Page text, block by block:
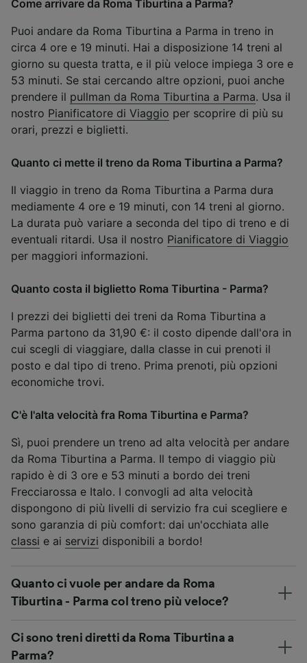
Come arrivare da Roma Tiburtina a Parma?
Puoi andare da Roma Tiburtina a Parma in treno in
circa 4 ore e 19 minuti. Hai a disposizione 14 treni al
giorno su questa tratta, e il più veloce impiega 3 ore e
53 minuti. Se stai cercando altre opzioni, puoi anche
prendere il pullman da Roma Tiburtina a Parma. Usa il
nostro Pianificatore di Viaggio per scoprire di più su
orari, prezzi e biglietti.
Quanto ci mette il treno da Roma Tiburtina a Parma?
Il viaggio in treno da Roma Tiburtina a Parma dura
mediamente 4 ore e 19 minuti, con 14 treni al giorno.
La durata può variare a seconda del tipo di treno e di
eventuali ritardi. Usa il nostro Pianificatore di Viaggio
per maggiori informazioni.
Quanto costa il biglietto Roma Tiburtina - Parma?
I prezzi dei biglietti dei treni da Roma Tiburtina a
Parma partono da 31,90 €: il costo dipende dall'ora in
cui scegli di viaggiare, dalla classe in cui prenoti il
posto e dal tipo di treno. Prima prenoti, più opzioni
economiche trovi.
C'è l'alta velocità fra Roma Tiburtina e Parma?
Sì, puoi prendere un treno ad alta velocità per andare
da Roma Tiburtina a Parma. Il tempo di viaggio più
rapido è di 3 ore e 53 minuti a bordo dei treni
Frecciarossa e Italo. I convogli ad alta velocità
dispongono di più livelli di servizio fra cui scegliere e
sono garanzia di più comfort: dai un'occhiata alle
classi e ai servizi disponibili a bordo!
Quanto ci vuole per andare da Roma
Tiburtina - Parma col treno più veloce?
Ci sono treni diretti da Roma Tiburtina a
Parma?